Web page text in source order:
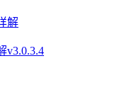
v3.0.3.4